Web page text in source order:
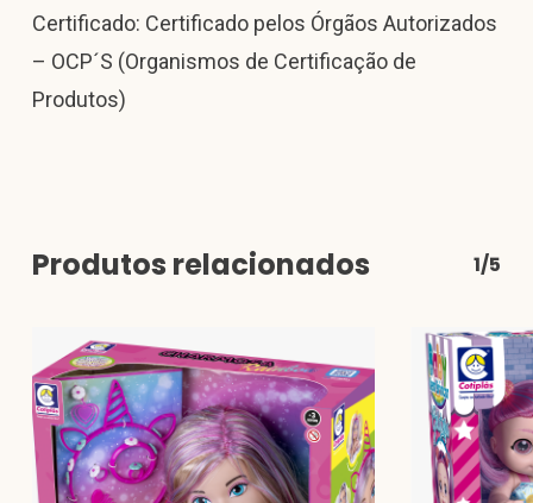
Certificado: Certificado pelos Órgãos Autorizados
– OCP´S (Organismos de Certificação de
Produtos)
Produtos relacionados 1/5